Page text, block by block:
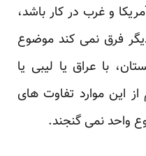
و غرب در کار باشد،
فرق نمی کند موضوع
با عراق یا لیبی یا
این موارد تفاوت های
واحد نمی گنجند.